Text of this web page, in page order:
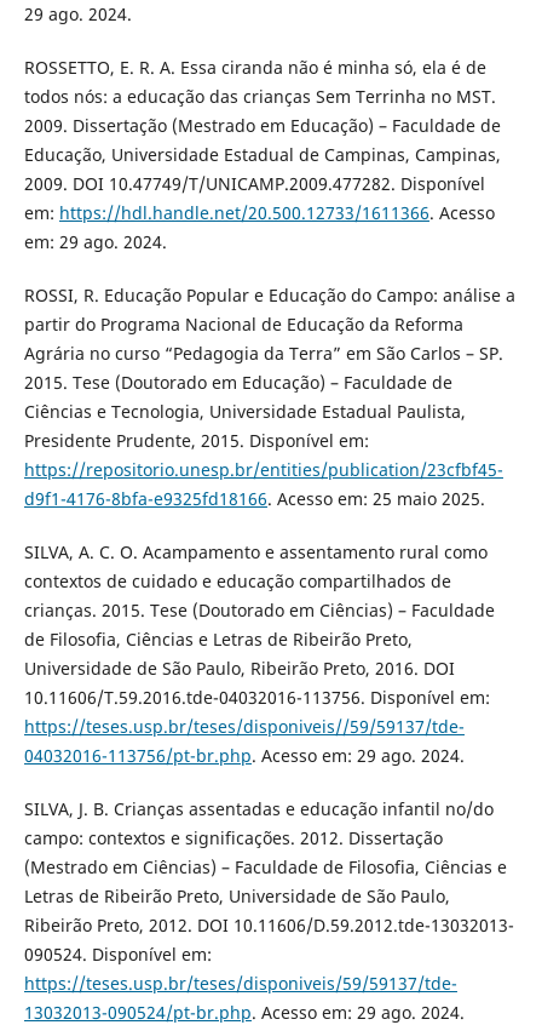
29 ago. 2024.
ROSSETTO, E. R. A. Essa ciranda não é minha só, ela é de
todos nós: a educação das crianças Sem Terrinha no MST.
2009. Dissertação (Mestrado em Educação) – Faculdade de
Educação, Universidade Estadual de Campinas, Campinas,
2009. DOI 10.47749/T/UNICAMP.2009.477282. Disponível
em: https://hdl.handle.net/20.500.12733/1611366. Acesso
em: 29 ago. 2024.
ROSSI, R. Educação Popular e Educação do Campo: análise a
partir do Programa Nacional de Educação da Reforma
Agrária no curso “Pedagogia da Terra” em São Carlos – SP.
2015. Tese (Doutorado em Educação) – Faculdade de
Ciências e Tecnologia, Universidade Estadual Paulista,
Presidente Prudente, 2015. Disponível em:
https://repositorio.unesp.br/entities/publication/23cfbf45-
d9f1-4176-8bfa-e9325fd18166. Acesso em: 25 maio 2025.
SILVA, A. C. O. Acampamento e assentamento rural como
contextos de cuidado e educação compartilhados de
crianças. 2015. Tese (Doutorado em Ciências) – Faculdade
de Filosofia, Ciências e Letras de Ribeirão Preto,
Universidade de São Paulo, Ribeirão Preto, 2016. DOI
10.11606/T.59.2016.tde-04032016-113756. Disponível em:
https://teses.usp.br/teses/disponiveis//59/59137/tde-
04032016-113756/pt-br.php. Acesso em: 29 ago. 2024.
SILVA, J. B. Crianças assentadas e educação infantil no/do
campo: contextos e significações. 2012. Dissertação
(Mestrado em Ciências) – Faculdade de Filosofia, Ciências e
Letras de Ribeirão Preto, Universidade de São Paulo,
Ribeirão Preto, 2012. DOI 10.11606/D.59.2012.tde-13032013-
090524. Disponível em:
https://teses.usp.br/teses/disponiveis/59/59137/tde-
13032013-090524/pt-br.php. Acesso em: 29 ago. 2024.